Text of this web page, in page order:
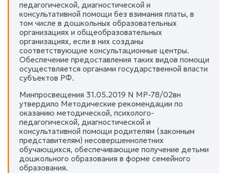
педагогической, диагностической и
консультативной помощи без взимания платы, в
том числе в дошкольных образовательных
организациях и общеобразовательных
организациях, если в них созданы
соответствующие консультационные центры.
Обеспечение предоставления таких видов помощи
осуществляется органами государственной власти
субъектов РФ.
Минпросвещения 31.05.2019 N МР-78/02вн
утвердило Методические рекомендации по
оказанию методической, психолого-
педагогической, диагностической и
консультативной помощи родителям (законным
представителям) несовершеннолетних
обучающихся, обеспечивающие получение детьми
дошкольного образования в форме семейного
образования.